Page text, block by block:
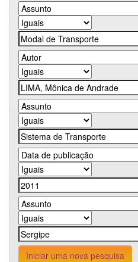
Iniciar uma nova pesquisa